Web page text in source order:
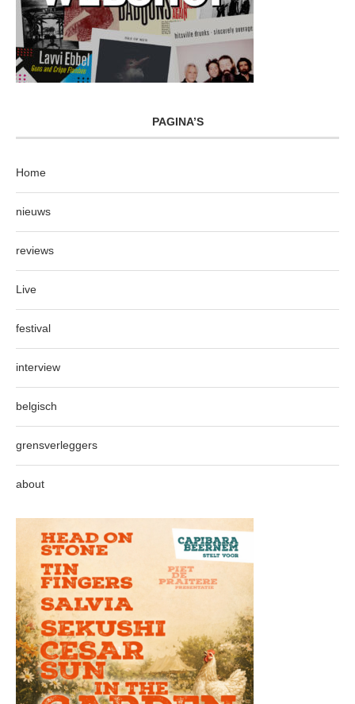
PAGINA’S
Home
nieuws
reviews
Live
festival
interview
belgisch
grensverleggers
about